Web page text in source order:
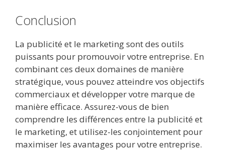
Conclusion
La publicité et le marketing sont des outils
puissants pour promouvoir votre entreprise. En
combinant ces deux domaines de manière
stratégique, vous pouvez atteindre vos objectifs
commerciaux et développer votre marque de
manière efficace. Assurez-vous de bien
comprendre les différences entre la publicité et
le marketing, et utilisez-les conjointement pour
maximiser les avantages pour votre entreprise.